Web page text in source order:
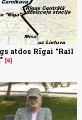
atdos Rīgai "Rail
6